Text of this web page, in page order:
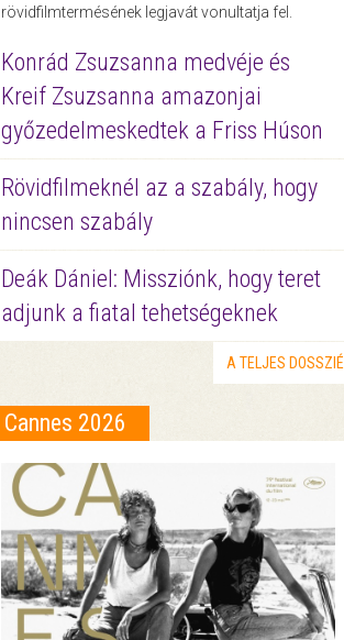
rövidfilmtermésének legjavát vonultatja fel.
Konrád Zsuzsanna medvéje és
Kreif Zsuzsanna amazonjai
győzedelmeskedtek a Friss Húson
Rövidfilmeknél az a szabály, hogy
nincsen szabály
Deák Dániel: Missziónk, hogy teret
adjunk a fiatal tehetségeknek
A TELJES DOSSZIÉ
Cannes 2026